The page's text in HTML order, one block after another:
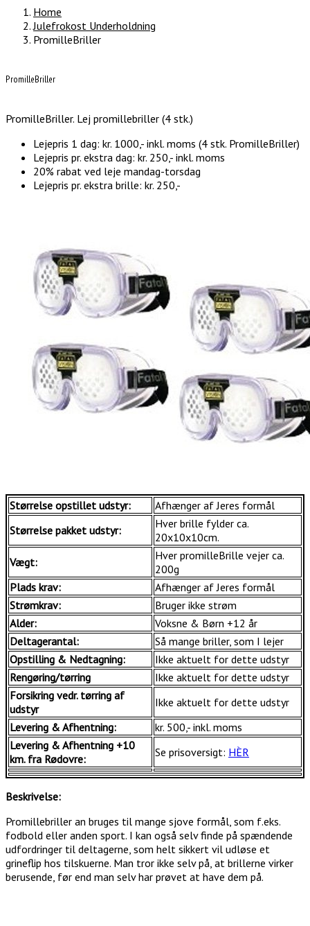
Home
Julefrokost Underholdning
PromilleBriller
PromilleBriller
PromilleBriller. Lej promillebriller (4 stk.)
Lejepris 1 dag: kr. 1000,- inkl. moms (4 stk. PromilleBriller)
Lejepris pr. ekstra dag: kr. 250,- inkl. moms
20% rabat ved leje mandag-torsdag
Lejepris pr. ekstra brille: kr. 250,-
Størrelse opstillet udstyr:
Afhænger af Jeres formål
Størrelse pakket udstyr:
Hver brille fylder ca.
20x10x10cm.
Vægt:
Hver promilleBrille vejer ca.
200g
Plads krav:
Afhænger af Jeres formål
Strømkrav:
Bruger ikke strøm
Alder:
Voksne & Børn +12 år
Deltagerantal:
Så mange briller, som I lejer
Opstilling & Nedtagning:
Ikke aktuelt for dette udstyr
Rengøring/tørring
Ikke aktuelt for dette udstyr
Forsikring vedr. tørring af
udstyr
Ikke aktuelt for dette udstyr
Levering & Afhentning:
kr. 500,- inkl. moms
Levering & Afhentning +10
km. fra Rødovre:
Se prisoversigt: HÈR
Beskrivelse:
Promillebriller an bruges til mange sjove formål, som f.eks.
fodbold eller anden sport. I kan også selv finde på spændende
udfordringer til deltagerne, som helt sikkert vil udløse et
grineflip hos tilskuerne. Man tror ikke selv på, at brillerne virker
berusende, før end man selv har prøvet at have dem på.